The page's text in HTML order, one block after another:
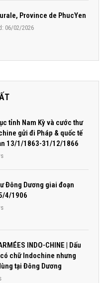
Province de PhucYen
06/02/2026
tỉnh Nam Kỳ và cước thư
gửi đi Pháp & quốc tế
13/1/1863-31/12/1866
Đông Dương giai đoạn
4/1906
INDO-CHINE | Dấu
chữ Indochine nhưng
tại Đông Dương